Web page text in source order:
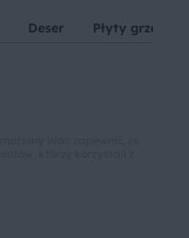
Deser Płyty grzewcze